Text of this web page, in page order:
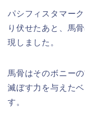
パシフィスタマー
り伏せたあと、馬
現しました。
馬骨はそのボニー
滅ぼす力を与えた
す。